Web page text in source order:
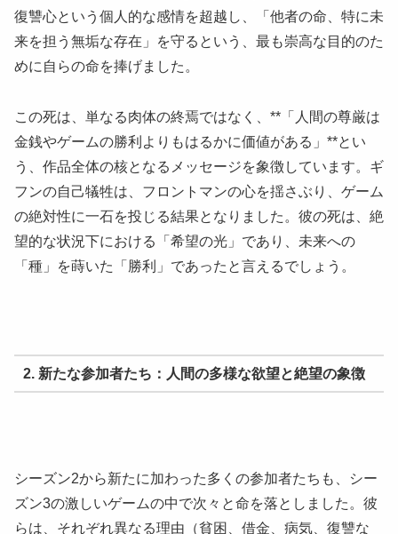
復讐心という個人的な感情を超越し、「他者の命、特に未
来を担う無垢な存在」を守るという、最も崇高な目的のた
めに自らの命を捧げました。
この死は、単なる肉体の終焉ではなく、**「人間の尊厳は
金銭やゲームの勝利よりもはるかに価値がある」**とい
う、作品全体の核となるメッセージを象徴しています。ギ
フンの自己犠牲は、フロントマンの心を揺さぶり、ゲーム
の絶対性に一石を投じる結果となりました。彼の死は、絶
望的な状況下における「希望の光」であり、未来への
「種」を蒔いた「勝利」であったと言えるでしょう。
2. 新たな参加者たち：人間の多様な欲望と絶望の象徴
シーズン2から新たに加わった多くの参加者たちも、シー
ズン3の激しいゲームの中で次々と命を落としました。彼
らは、それぞれ異なる理由（貧困、借金、病気、復讐な